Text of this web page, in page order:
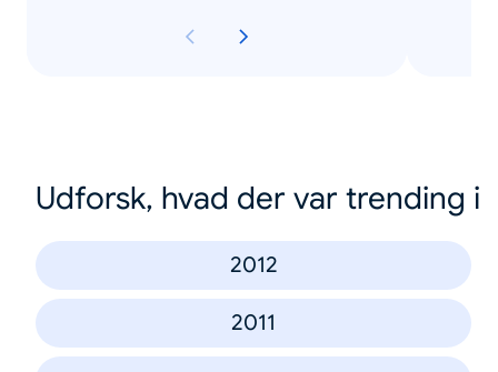
Udforsk, hvad der var trending i
2012
2011